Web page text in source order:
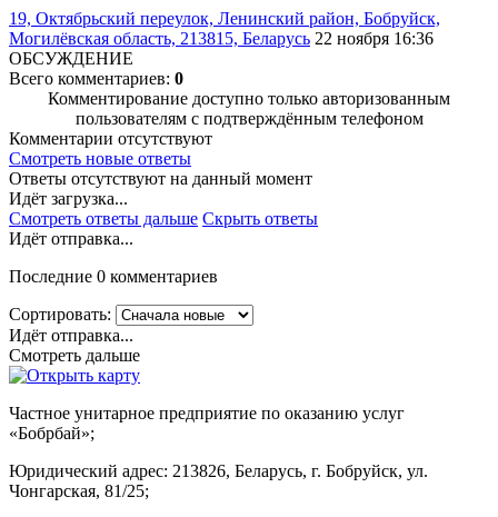
19, Октябрьский переулок, Ленинский район, Бобруйск,
Могилёвская область, 213815, Беларусь 22 ноября 16:36
ОБСУЖДЕНИЕ
Всего комментариев: 0
Комментирование доступно только авторизованным
пользователям с подтверждённым телефоном
Комментарии отсутствуют
Смотреть новые ответы
Ответы отсутствуют на данный момент
Идёт загрузка...
Смотреть ответы дальше Скрыть ответы
Идёт отправка...
Последние 0 комментариев
Сортировать:
Идёт отправка...
Смотреть дальше
Частное унитарное предприятие по оказанию услуг
«Бобрбай»;
Юридический адрес: 213826, Беларусь, г. Бобруйск, ул.
Чонгарская, 81/25;